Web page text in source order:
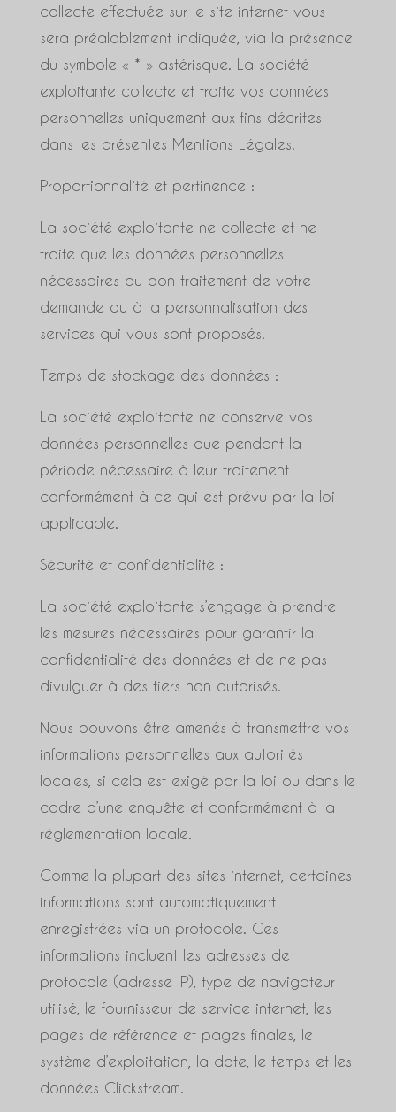
collecte effectuée sur le site internet vous
sera préalablement indiquée, via la présence
du symbole « * » astérisque. La société
exploitante collecte et traite vos données
personnelles uniquement aux fins décrites
dans les présentes Mentions Légales.
Proportionnalité et pertinence :
La société exploitante ne collecte et ne
traite que les données personnelles
nécessaires au bon traitement de votre
demande ou à la personnalisation des
services qui vous sont proposés.
Temps de stockage des données :
La société exploitante ne conserve vos
données personnelles que pendant la
période nécessaire à leur traitement
conformément à ce qui est prévu par la loi
applicable.
Sécurité et confidentialité :
La société exploitante s’engage à prendre
les mesures nécessaires pour garantir la
confidentialité des données et de ne pas
divulguer à des tiers non autorisés.
Nous pouvons être amenés à transmettre vos
informations personnelles aux autorités
locales, si cela est exigé par la loi ou dans le
cadre d’une enquête et conformément à la
réglementation locale.
Comme la plupart des sites internet, certaines
informations sont automatiquement
enregistrées via un protocole. Ces
informations incluent les adresses de
protocole (adresse IP), type de navigateur
utilisé, le fournisseur de service internet, les
pages de référence et pages finales, le
système d’exploitation, la date, le temps et les
données Clickstream.